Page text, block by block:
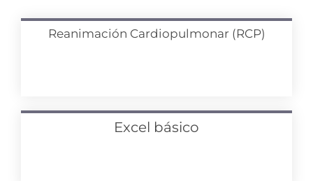
Reanimación Cardiopulmonar (RCP)
Excel básico